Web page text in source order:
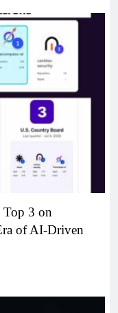
Top 3 on
of AI-Driven